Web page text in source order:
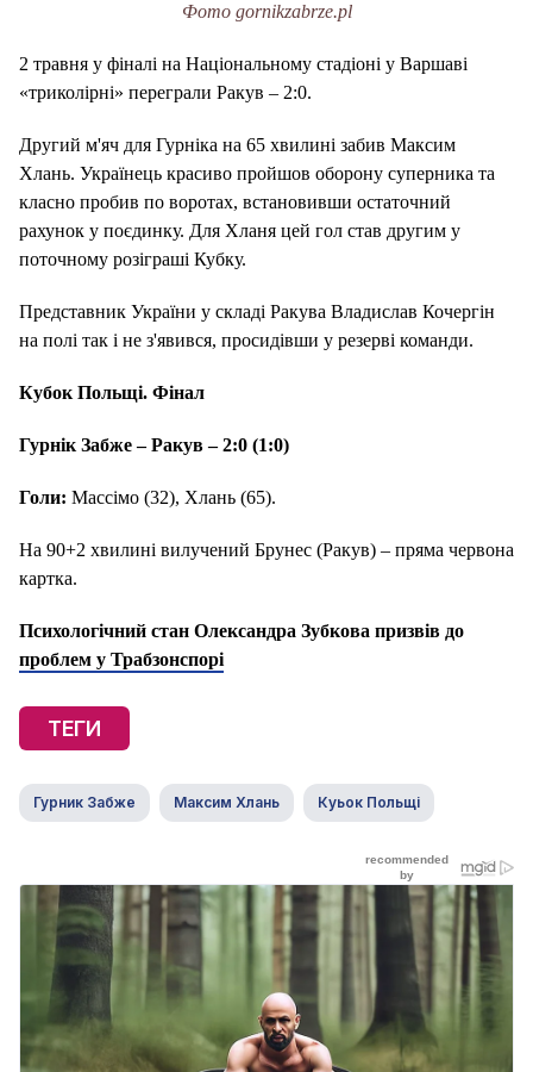
Фото gornikzabrze.pl
2 травня у фіналі на Національному стадіоні у Варшаві
«триколірні» переграли Ракув – 2:0.
Другий м'яч для Гурніка на 65 хвилині забив Максим
Хлань. Українець красиво пройшов оборону суперника та
класно пробив по воротах, встановивши остаточний
рахунок у поєдинку. Для Хланя цей гол став другим у
поточному розіграші Кубку.
Представник України у складі Ракува Владислав Кочергін
на полі так і не з'явився, просидівши у резерві команди.
Кубок Польщі. Фінал
Гурнік Забже – Ракув – 2:0 (1:0)
Голи: Массімо (32), Хлань (65).
На 90+2 хвилині вилучений Брунес (Ракув) – пряма червона
картка.
Психологічний стан Олександра Зубкова призвів до
проблем у Трабзонспорі
ТЕГИ
Гурник Забже Максим Хлань Куьок Польщі